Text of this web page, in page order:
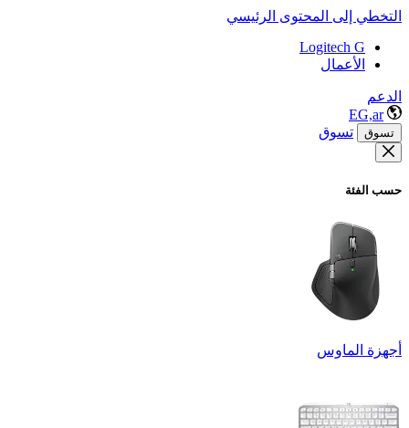
التخطي إلى المحتوى الرئيسي
Logitech G
الأعمال
الدعم
EG,ar
تسوق تسوق
حسب الفئة
أجهزة الماوس